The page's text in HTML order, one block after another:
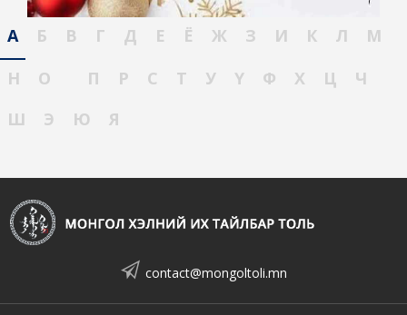
А Б В Г Д Е Ё Ж З И К Л
М
Н
О П Р С Т У Ү Ф Х Ц
Ч
Ш
Э Ю Я
contact@mongoltoli.mn